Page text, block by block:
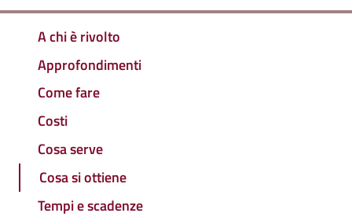
A chi è rivolto
Approfondimenti
Come fare
Costi
Cosa serve
Cosa si ottiene
Tempi e scadenze